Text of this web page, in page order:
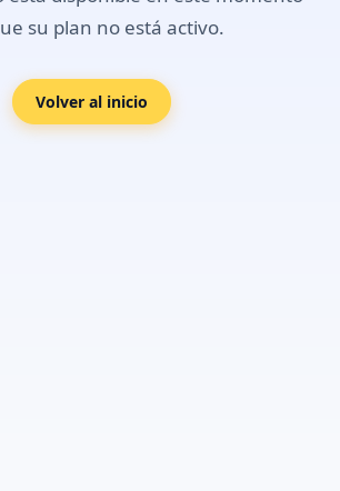
su plan no está activo.
Volver al inicio